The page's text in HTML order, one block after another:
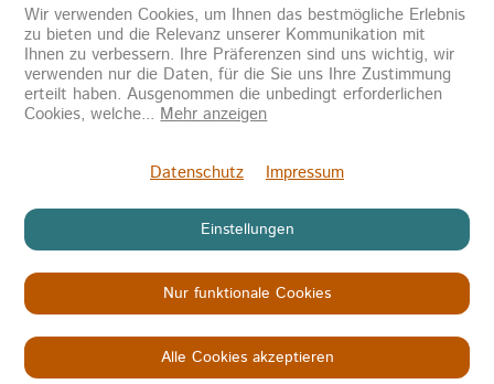
Newsletter abonnieren
Copyright © 2026KINDER IN NOT
Datenschutz
Impressum AGB
Wir verwenden Cookies, um Ihnen das bestmögliche Erlebnis
zu bieten und die Relevanz unserer Kommunikation mit
Ihnen zu verbessern. Ihre Präferenzen sind uns wichtig, wir
verwenden nur die Daten, für die Sie uns Ihre Zustimmung
erteilt haben. Ausgenommen die unbedingt erforderlichen
Cookies, welche... Mehr anzeigen
Datenschutz Impressum
Einstellungen
Nur funktionale Cookies
Alle Cookies akzeptieren